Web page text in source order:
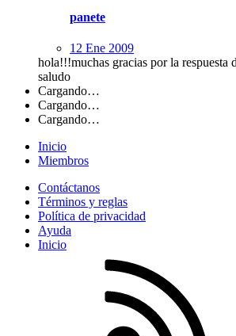
panete
12 Ene 2009
hola!!!muchas gracias por la respuesta
saludo
Cargando…
Cargando…
Cargando…
Inicio
Miembros
Contáctanos
Términos y reglas
Política de privacidad
Ayuda
Inicio